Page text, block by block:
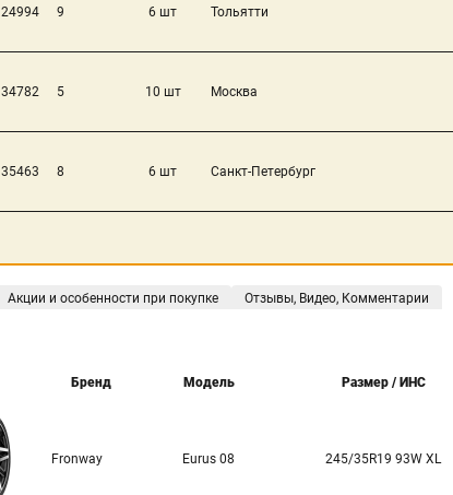
24994 9 6 шт Тольятти
34782 5 10 шт Москва
35463 8 6 шт Санкт-Петербург
Акции и особенности при покупке Отзывы, Видео, Комментарии
Бренд Модель Размер / ИНС
Fronway Eurus 08 245/35R19 93W XL